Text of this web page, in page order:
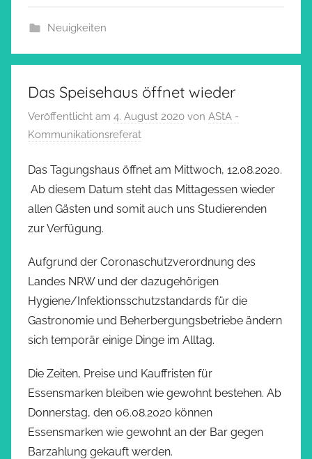
Neuigkeiten
Das Speisehaus öffnet wieder
Veröffentlicht am 4. August 2020 von AStA -
Kommunikationsreferat
Das Tagungshaus öffnet am Mittwoch, 12.08.2020.
Ab diesem Datum steht das Mittagessen wieder
allen Gästen und somit auch uns Studierenden
zur Verfügung.
Aufgrund der Coronaschutzverordnung des
Landes NRW und der dazugehörigen
Hygiene/Infektionsschutzstandards für die
Gastronomie und Beherbergungsbetriebe ändern
sich temporär einige Dinge im Alltag.
Die Zeiten, Preise und Kauffristen für
Essensmarken bleiben wie gewohnt bestehen. Ab
Donnerstag, den 06.08.2020 können
Essensmarken wie gewohnt an der Bar gegen
Barzahlung gekauft werden.